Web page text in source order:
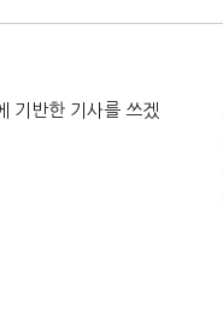
기반한 기사를 쓰겠